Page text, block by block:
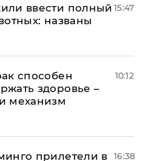
ввести полный
названы
15:47
способен
здоровье –
механизм
10:12
прилетели в 16:38